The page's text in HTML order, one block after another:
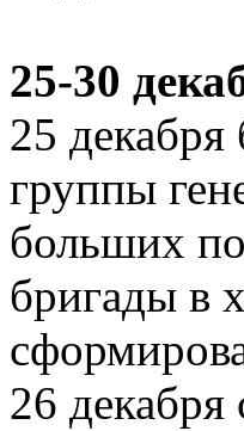
25-30
25 декабря
группы
больших
бригады в
26